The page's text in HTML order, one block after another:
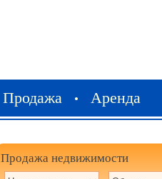
Продажа • Аренда
Продажа недвижимости